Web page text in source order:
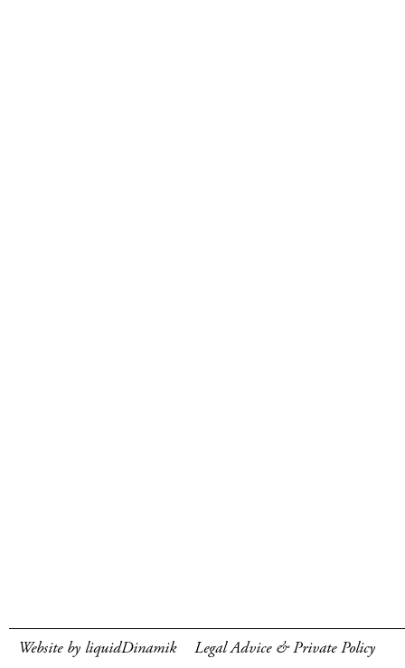
Website by liquidDinamik Legal Advice & Private Policy